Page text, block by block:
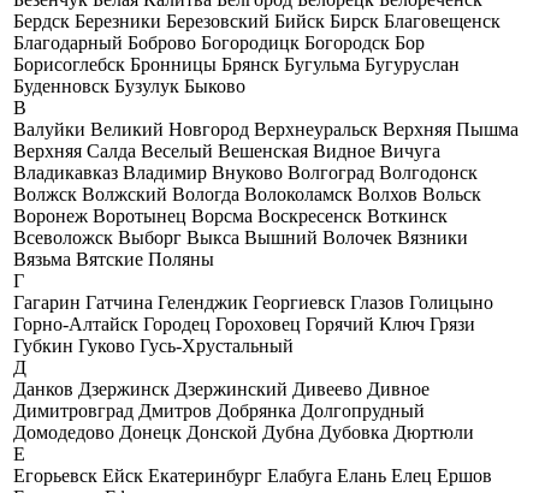
Бердск Березники Березовский Бийск Бирск Благовещенск
Благодарный Боброво Богородицк Богородск Бор
Борисоглебск Бронницы Брянск Бугульма Бугуруслан
Буденновск Бузулук Быково
В
Валуйки Великий Новгород Верхнеуральск Верхняя Пышма
Верхняя Салда Веселый Вешенская Видное Вичуга
Владикавказ Владимир Внуково Волгоград Волгодонск
Волжск Волжский Вологда Волоколамск Волхов Вольск
Воронеж Воротынец Ворсма Воскресенск Воткинск
Всеволожск Выборг Выкса Вышний Волочек Вязники
Вязьма Вятские Поляны
Г
Гагарин Гатчина Геленджик Георгиевск Глазов Голицыно
Горно-Алтайск Городец Гороховец Горячий Ключ Грязи
Губкин Гуково Гусь-Хрустальный
Д
Данков Дзержинск Дзержинский Дивеево Дивное
Димитровград Дмитров Добрянка Долгопрудный
Домодедово Донецк Донской Дубна Дубовка Дюртюли
Е
Егорьевск Ейск Екатеринбург Елабуга Елань Елец Ершов